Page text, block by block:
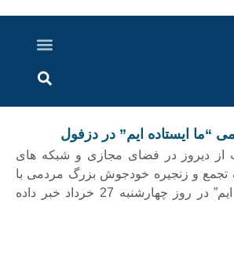
“ما ایستاده ایم” در دزفول
از دیروز در فضای مجازی و شبکه های
تجمع و زنجیره خودجوش بزرگ مردمی با
عنوان ” ما ایستاده ایم” در روز چهارشنبه 27 خرداد خبر داده